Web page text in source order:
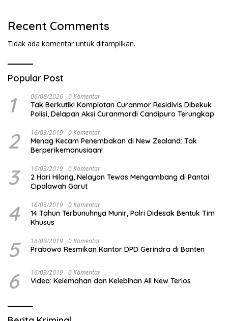
Recent Comments
Tidak ada komentar untuk ditampilkan.
Popular Post
1 06/08/2026 0 Komentar
Tak Berkutik! Komplotan Curanmor Residivis Dibekuk
Polisi, Delapan Aksi Curanmordi Candipuro Terungkap
2 16/03/2019 0 Komentar
Menag Kecam Penembakan di New Zealand: Tak
Berperikemanusiaan!
3 16/03/2019 0 Komentar
2 Hari Hilang, Nelayan Tewas Mengambang di Pantai
Cipalawah Garut
4 16/03/2019 0 Komentar
14 Tahun Terbunuhnya Munir, Polri Didesak Bentuk Tim
Khusus
5 16/03/2019 0 Komentar
Prabowo Resmikan Kantor DPD Gerindra di Banten
6 16/03/2019 0 Komentar
Video: Kelemahan dan Kelebihan All New Terios